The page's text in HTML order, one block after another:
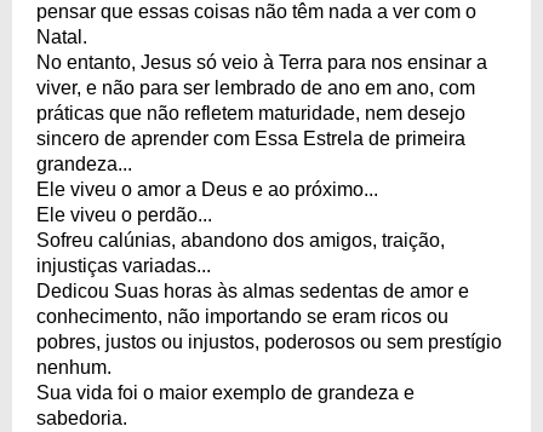
pensar que essas coisas não têm nada a ver com o
Natal.
No entanto, Jesus só veio à Terra para nos ensinar a
viver, e não para ser lembrado de ano em ano, com
práticas que não refletem maturidade, nem desejo
sincero de aprender com Essa Estrela de primeira
grandeza...
Ele viveu o amor a Deus e ao próximo...
Ele viveu o perdão...
Sofreu calúnias, abandono dos amigos, traição,
injustiças variadas...
Dedicou Suas horas às almas sedentas de amor e
conhecimento, não importando se eram ricos ou
pobres, justos ou injustos, poderosos ou sem prestígio
nenhum.
Sua vida foi o maior exemplo de grandeza e
sabedoria.